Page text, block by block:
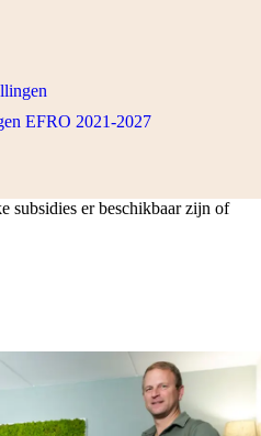
EFRO 2021-2027
subsidies er beschikbaar zijn of